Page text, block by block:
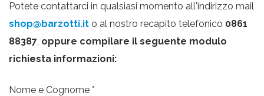
Potete contattarci in qualsiasi momento all'indirizzo mail
shop@barzotti.it o al nostro recapito telefonico 0861
88387, oppure compilare il seguente modulo
richiesta informazioni:
Nome e Cognome